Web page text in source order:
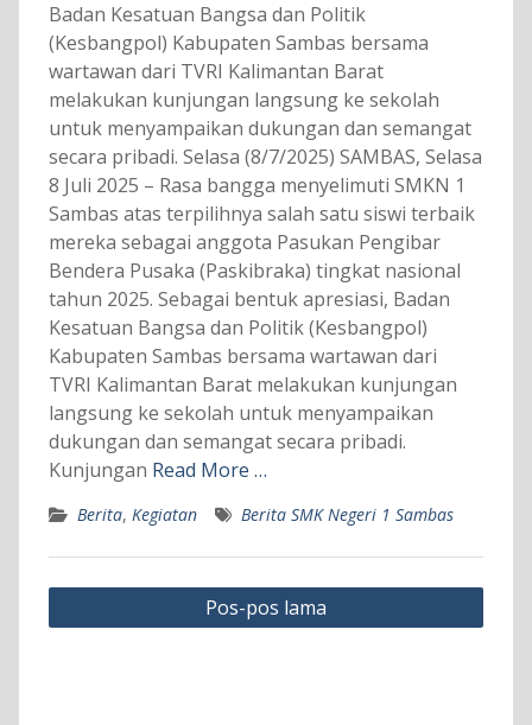
Badan Kesatuan Bangsa dan Politik
(Kesbangpol) Kabupaten Sambas bersama
wartawan dari TVRI Kalimantan Barat
melakukan kunjungan langsung ke sekolah
untuk menyampaikan dukungan dan semangat
secara pribadi. Selasa (8/7/2025) SAMBAS, Selasa
8 Juli 2025 – Rasa bangga menyelimuti SMKN 1
Sambas atas terpilihnya salah satu siswi terbaik
mereka sebagai anggota Pasukan Pengibar
Bendera Pusaka (Paskibraka) tingkat nasional
tahun 2025. Sebagai bentuk apresiasi, Badan
Kesatuan Bangsa dan Politik (Kesbangpol)
Kabupaten Sambas bersama wartawan dari
TVRI Kalimantan Barat melakukan kunjungan
langsung ke sekolah untuk menyampaikan
dukungan dan semangat secara pribadi.
Kunjungan Read More …
Berita, Kegiatan Berita SMK Negeri 1 Sambas
Navigasi
pos
Pos-pos lama